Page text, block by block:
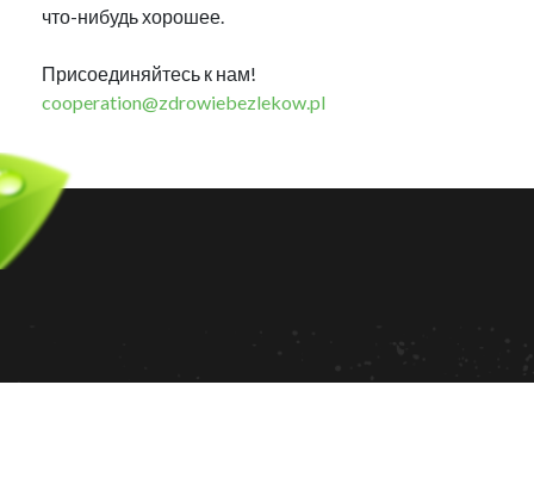
что-нибудь хорошее.
Присоединяйтесь к нам!
cooperation@zdrowiebezlekow.pl